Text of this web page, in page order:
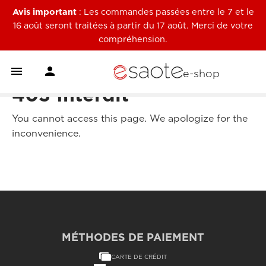
Avis important: Les commandes passées entre le 7 et le
16 août seront traitées à partir du 17 août. Merci de votre
compréhension.
  e-shop
403 Interdit
You cannot access this page. We apologize for the
inconvenience.
MÉTHODES DE PAIEMENT
CARTE DE CRÉDIT